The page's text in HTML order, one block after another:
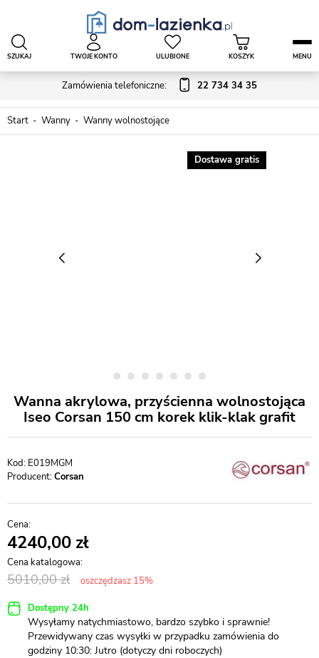
Zamówienia telefoniczne: 22 734 34 35
SZUKAJ TWOJE KONTO ULUBIONE KOSZYK MENU
Start Wanny Wanny wolnostojące
Dostawa gratis
Wanna akrylowa, przyścienna wolnostojąca
Iseo Corsan 150 cm korek klik-klak grafit
E019MGM
Producent:Corsan
4240,00
5010,00 oszczędzasz 15%
Dostępny 24h
Wysyłamy natychmiastowo, bardzo szybko i sprawnie!
Przewidywany czas wysyłki w przypadku zamówienia do
godziny 10:30: Jutro (dotyczy dni roboczych)